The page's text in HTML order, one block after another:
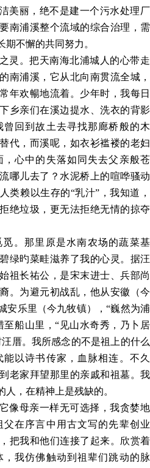
美丽，绝不是建一个污水处理厂
南浦溪整个流域的综合治理，需
不懈的共同努力。
灵。把天南海北浦城人的心带走
南浦溪，它从北向南贯流全城，
年欢暢地流着。少年时，我每日
乡亲们在溪边提水、洗衣的背影
回到故土去寻找那廊桥般的木
代，而溪呢，如衣衫褴褛的老妇
，心中的失落如同失去父亲般苍
哪儿去了？水泥桥上的喧哗骚动
类赖以生存的“乳汁”，我知道，
绝垃圾，更无法拒绝无情的掠夺
。那里原是水南农场的蔬菜基
绿旳菜畦滋养了我的心灵。据汪
祖长祐公，是宋末进士、兵部尚
。为避元初战乱，他从安徽（今
安乐里（今九牧镇），“巍然为浦
至船山里，“见山水奇秀，乃卜居
厝。我所感念的不是祖上的什么
以诗书传家，血脉相连。不久
老家拜望那里的亲戚和祖墓。我
，在精神上是残缺的。
像母亲一样无可选择，我贪婪地
在序言中用古文写的先辈创业
把我和他们连接了起来。欣赏着
我仿佛触动到祖辈们跳动的脉